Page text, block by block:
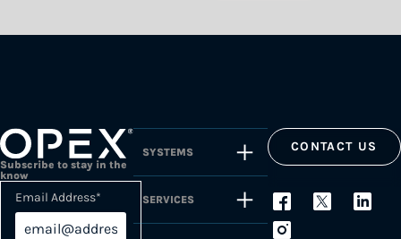
Subscribe to stay in the
know
Email Address*
SYSTEMS
SERVICES
CONTACT US